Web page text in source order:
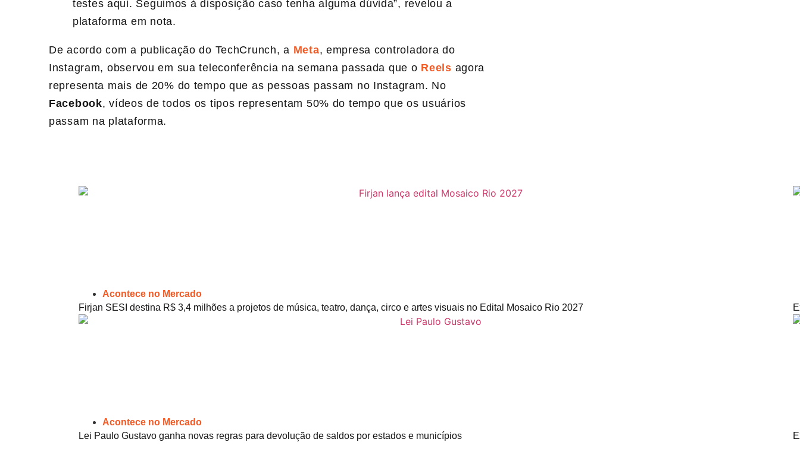
testes aqui. Seguimos à disposição caso tenha alguma dúvida”, revelou a
plataforma em nota.
De acordo com a publicação do TechCrunch, a Meta, empresa controladora do
Instagram, observou em sua teleconferência na semana passada que o Reels agora
representa mais de 20% do tempo que as pessoas passam no Instagram. No
Facebook, vídeos de todos os tipos representam 50% do tempo que os usuários
passam na plataforma.
Acontece no Mercado
Firjan SESI destina R$ 3,4 milhões a projetos de música, teatro, dança, circo e artes visuais no Edital Mosaico Rio 2027
Acontece no Mercado
Lei Paulo Gustavo ganha novas regras para devolução de saldos por estados e municípios